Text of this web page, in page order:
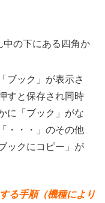
中の下にある四角か
ブック」が表示さ
すと保存され同時
に「ブック」がな
・・・」のその他
ックにコピー」が
る手順（機種により